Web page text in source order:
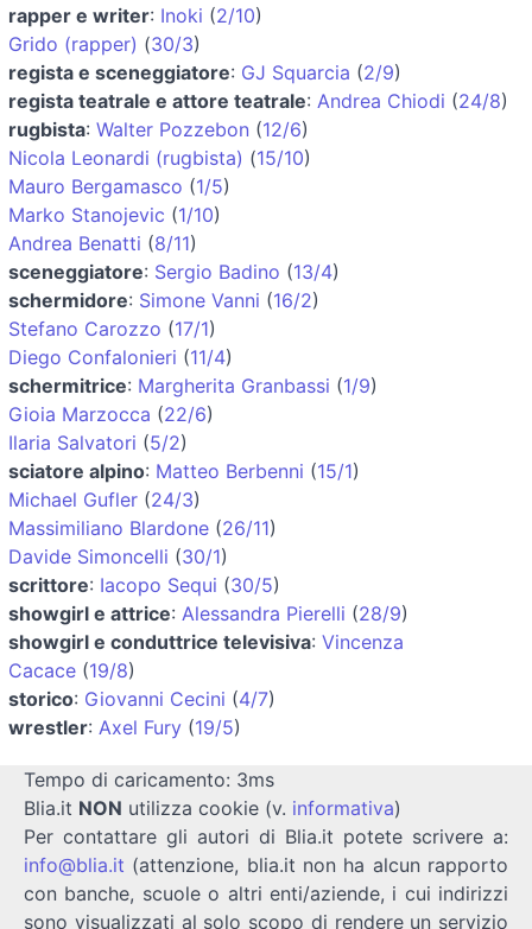
rapper e writer: Inoki (2/10)
Grido (rapper) (30/3)
regista e sceneggiatore: GJ Squarcia (2/9)
regista teatrale e attore teatrale: Andrea Chiodi (24/8)
rugbista: Walter Pozzebon (12/6)
Nicola Leonardi (rugbista) (15/10)
Mauro Bergamasco (1/5)
Marko Stanojevic (1/10)
Andrea Benatti (8/11)
sceneggiatore: Sergio Badino (13/4)
schermidore: Simone Vanni (16/2)
Stefano Carozzo (17/1)
Diego Confalonieri (11/4)
schermitrice: Margherita Granbassi (1/9)
Gioia Marzocca (22/6)
Ilaria Salvatori (5/2)
sciatore alpino: Matteo Berbenni (15/1)
Michael Gufler (24/3)
Massimiliano Blardone (26/11)
Davide Simoncelli (30/1)
scrittore: Iacopo Sequi (30/5)
showgirl e attrice: Alessandra Pierelli (28/9)
showgirl e conduttrice televisiva: Vincenza
Cacace (19/8)
storico: Giovanni Cecini (4/7)
wrestler: Axel Fury (19/5)
Tempo di caricamento: 3ms
Blia.it NON utilizza cookie (v. informativa)
Per contattare gli autori di Blia.it potete scrivere a:
info@blia.it (attenzione, blia.it non ha alcun rapporto
con banche, scuole o altri enti/aziende, i cui indirizzi
sono visualizzati al solo scopo di rendere un servizio